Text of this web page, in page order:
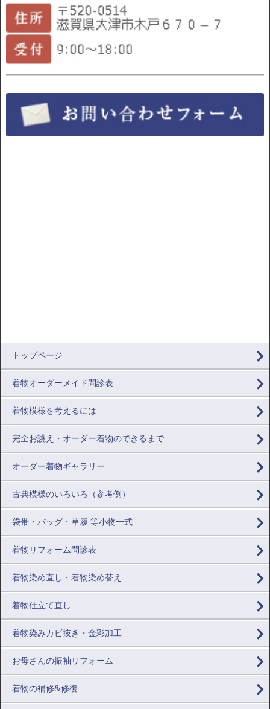
トップページ
着物オーダーメイド問診表
着物模様を考えるには
完全お誂え・オーダー着物のできるまで
オーダー着物ギャラリー
古典模様のいろいろ（参考例）
袋帯・バッグ・草履 等小物一式
着物リフォーム問診表
着物染め直し・着物染め替え
着物仕立て直し
着物染みカビ抜き・金彩加工
お母さんの振袖リフォーム
着物の補修&修復